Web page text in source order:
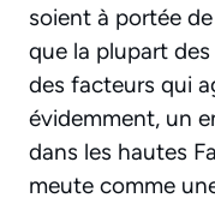
soient à portée
que la plupart
des facteurs qui
évidemment, un
dans les hautes
meute comme